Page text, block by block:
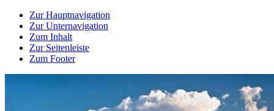
Zur Hauptnavigation
Zur Unternavigation
Zum Inhalt
Zur Seitenleiste
Zum Footer